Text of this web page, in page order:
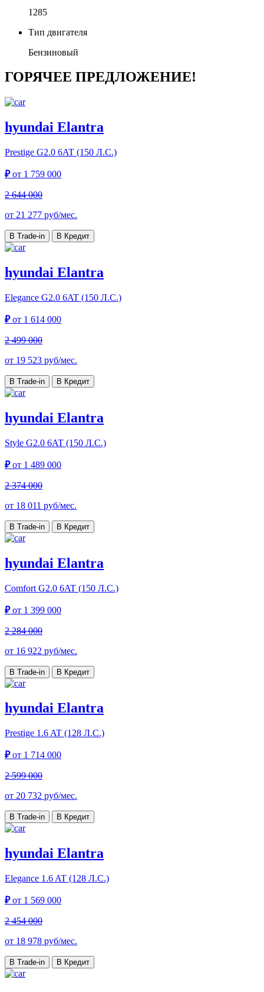
1285
Тип двигателя
Бензиновый
ГОРЯЧЕЕ ПРЕДЛОЖЕНИЕ!
hyundai Elantra
Prestige G2.0 6AT (150 Л.С.)
₽от 1 759 000
2 644 000
от 21 277 руб/мес.
В Trade-in В Кредит
hyundai Elantra
Elegance G2.0 6AT (150 Л.С.)
₽от 1 614 000
2 499 000
от 19 523 руб/мес.
В Trade-in В Кредит
hyundai Elantra
Style G2.0 6AT (150 Л.С.)
₽от 1 489 000
2 374 000
от 18 011 руб/мес.
В Trade-in В Кредит
hyundai Elantra
Comfort G2.0 6AT (150 Л.С.)
₽от 1 399 000
2 284 000
от 16 922 руб/мес.
В Trade-in В Кредит
hyundai Elantra
Prestige 1.6 AT (128 Л.С.)
₽от 1 714 000
2 599 000
от 20 732 руб/мес.
В Trade-in В Кредит
hyundai Elantra
Elegance 1.6 AT (128 Л.С.)
₽от 1 569 000
2 454 000
от 18 978 руб/мес.
В Trade-in В Кредит